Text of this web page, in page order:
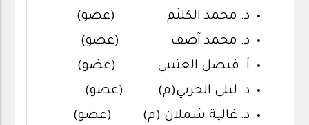
د. محمد الكلثم (عضو)
د. محمد آصف (عضو)
أ. فيصل العتيبي (عضو)
د. ليلى الحربي(م) (عضو)
د. غالية شملان (م) (عضو)